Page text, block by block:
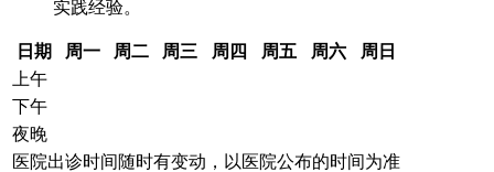
实践经验。
日期 周一 周二 周三 周四 周五 周六
周日
上午
下午
夜晚
医院出诊时间随时有变动，以医院公布的时间为准